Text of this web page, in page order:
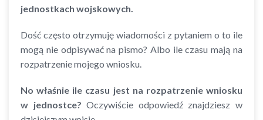
jednostkach wojskowych.
Dość często otrzymuję wiadomości z pytaniem o to ile
mogą nie odpisywać na pismo? Albo ile czasu mają na
rozpatrzenie mojego wniosku.
No właśnie ile czasu jest na rozpatrzenie wniosku
w jednostce? Oczywiście odpowiedź znajdziesz w